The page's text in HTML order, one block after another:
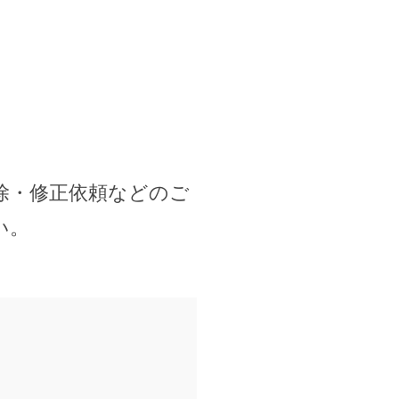
・修正依頼などのご